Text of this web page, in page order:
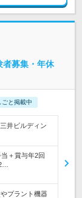
者募集・年休
ごと掲載中
井ビルディン
＋賞与年2回
プラント機器